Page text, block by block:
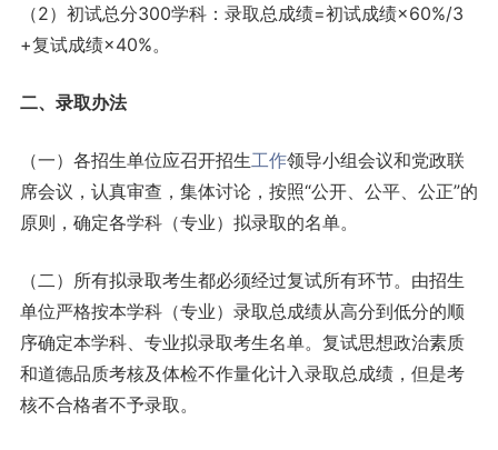
（2）初试总分300学科：录取总成绩=初试成绩×60%/3
+复试成绩×40%。
二、 录取办法
（一）各招生单位应召开招生工作领导小组会议和党政联
席会议，认真审查，集体讨论，按照“公开、公平、公正”的
原则，确定各学科（专业）拟录取的名单。
（二）所有拟录取考生都必须经过复试所有环节。由招生
单位严格按本学科（专业）录取总成绩从高分到低分的顺
序确定本学科、专业拟录取考生名单。复试思想政治素质
和道德品质考核及体检不作量化计入录取总成绩，但是考
核不合格者不予录取。